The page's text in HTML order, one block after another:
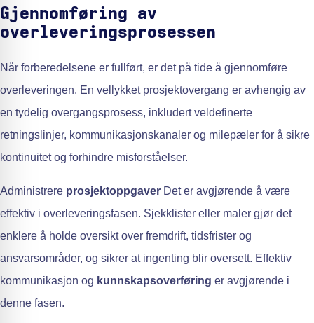
Gjennomføring av
overleveringsprosessen
Når forberedelsene er fullført, er det på tide å gjennomføre
overleveringen. En vellykket prosjektovergang er avhengig av
en tydelig overgangsprosess, inkludert veldefinerte
retningslinjer, kommunikasjonskanaler og milepæler for å sikre
kontinuitet og forhindre misforståelser.
Administrere prosjektoppgaver Det er avgjørende å være
effektiv i overleveringsfasen. Sjekklister eller maler gjør det
enklere å holde oversikt over fremdrift, tidsfrister og
ansvarsområder, og sikrer at ingenting blir oversett. Effektiv
kommunikasjon og kunnskapsoverføring er avgjørende i
denne fasen.